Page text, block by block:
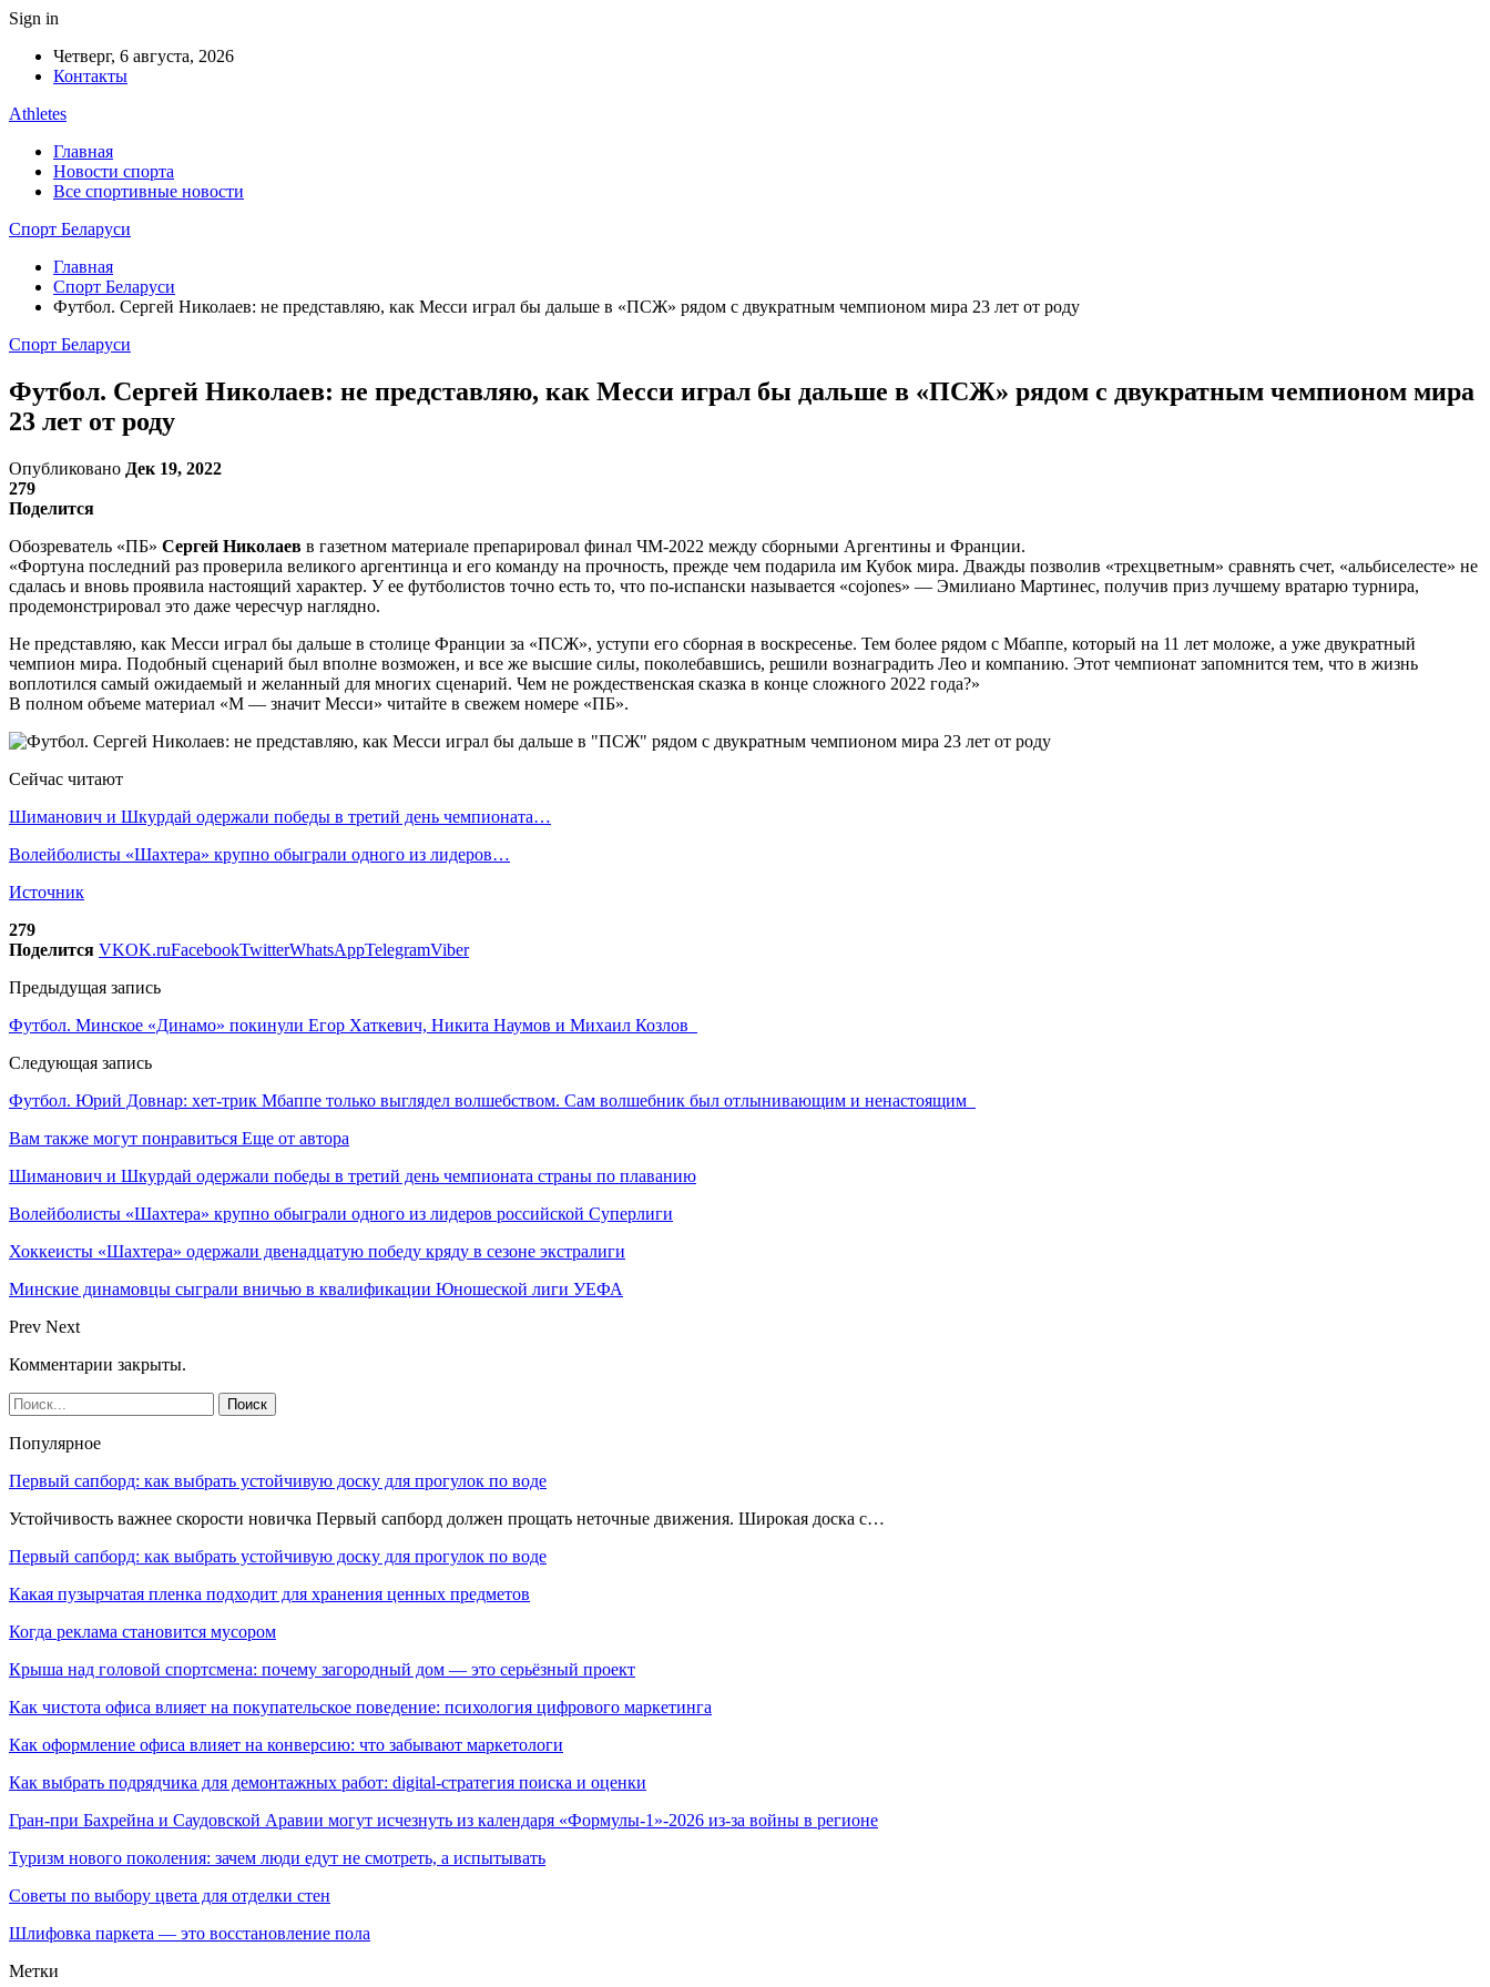
Sign in
Четверг, 6 августа, 2026
Контакты
Athletes
Главная
Новости спорта
Все спортивные новости
Спорт Беларуси
Главная
Спорт Беларуси
Футбол. Сергей Николаев: не представляю, как Месси играл бы дальше в «ПСЖ» рядом с двукратным чемпионом мира 23 лет от роду
Спорт Беларуси
Футбол. Сергей Николаев: не представляю, как Месси играл бы дальше в «ПСЖ» рядом с двукратным чемпионом мира
23 лет от роду
Опубликовано Дек 19, 2022
279
Поделится
Обозреватель «ПБ» Сергей Николаев в газетном материале препарировал финал ЧМ-2022 между сборными Аргентины и Франции.
«Фортуна последний раз проверила великого аргентинца и его команду на прочность, прежде чем подарила им Кубок мира. Дважды позволив «трехцветным» сравнять счет, «альбиселесте» не
сдалась и вновь проявила настоящий характер. У ее футболистов точно есть то, что по-испански называется «cojones» — Эмилиано Мартинес, получив приз лучшему вратарю турнира,
продемонстрировал это даже чересчур наглядно.
Не представляю, как Месси играл бы дальше в столице Франции за «ПСЖ», уступи его сборная в воскресенье. Тем более рядом с Мбаппе, который на 11 лет моложе, а уже двукратный
чемпион мира. Подобный сценарий был вполне возможен, и все же высшие силы, поколебавшись, решили вознаградить Лео и компанию. Этот чемпионат запомнится тем, что в жизнь
воплотился самый ожидаемый и желанный для многих сценарий. Чем не рождественская сказка в конце сложного 2022 года?»
В полном объеме материал «М — значит Месси» читайте в свежем номере «ПБ».
Сейчас читают
Шиманович и Шкурдай одержали победы в третий день чемпионата…
Волейболисты «Шахтера» крупно обыграли одного из лидеров…
Источник
279
Поделится VKOK.ruFacebookTwitterWhatsAppTelegramViber
Предыдущая запись
Футбол. Минское «Динамо» покинули Егор Хаткевич, Никита Наумов и Михаил Козлов
Следующая запись
Футбол. Юрий Довнар: хет-трик Мбаппе только выглядел волшебством. Сам волшебник был отлынивающим и ненастоящим
Вам также могут понравиться Еще от автора
Шиманович и Шкурдай одержали победы в третий день чемпионата страны по плаванию
Волейболисты «Шахтера» крупно обыграли одного из лидеров российской Суперлиги
Хоккеисты «Шахтера» одержали двенадцатую победу кряду в сезоне экстралиги
Минские динамовцы сыграли вничью в квалификации Юношеской лиги УЕФА
Prev Next
Комментарии закрыты.
Популярное
Первый сапборд: как выбрать устойчивую доску для прогулок по воде
Устойчивость важнее скорости новичка Первый сапборд должен прощать неточные движения. Широкая доска с…
Первый сапборд: как выбрать устойчивую доску для прогулок по воде
Какая пузырчатая пленка подходит для хранения ценных предметов
Когда реклама становится мусором
Крыша над головой спортсмена: почему загородный дом — это серьёзный проект
Как чистота офиса влияет на покупательское поведение: психология цифрового маркетинга
Как оформление офиса влияет на конверсию: что забывают маркетологи
Как выбрать подрядчика для демонтажных работ: digital-стратегия поиска и оценки
Гран-при Бахрейна и Саудовской Аравии могут исчезнуть из календаря «Формулы-1»-2026 из-за войны в регионе
Туризм нового поколения: зачем люди едут не смотреть, а испытывать
Советы по выбору цвета для отделки стен
Шлифовка паркета — это восстановление пола
Метки